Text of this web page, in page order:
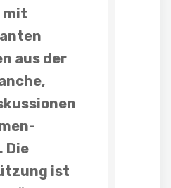
mit
aus der
. Die
ist